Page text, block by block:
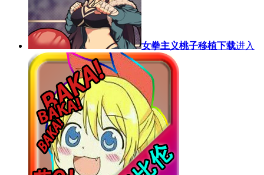
女拳主义桃子移植下载进入